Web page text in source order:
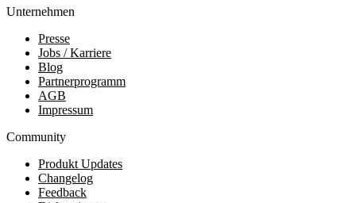
Unternehmen
Presse
Jobs / Karriere
Blog
Partnerprogramm
AGB
Impressum
Community
Produkt Updates
Changelog
Feedback